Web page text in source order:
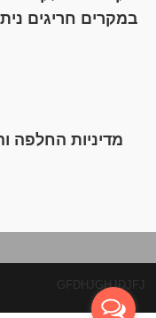
במקרים חריגים
מדיניות החלפה
GFDHJGHJDJFJ